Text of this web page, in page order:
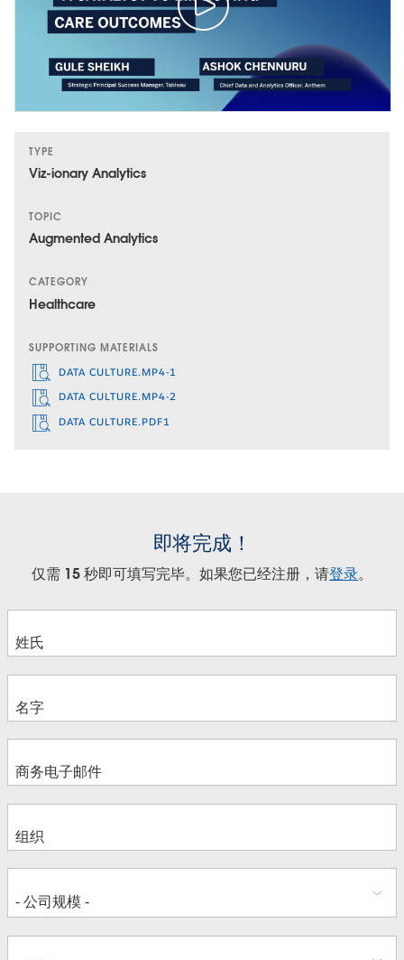
TYPE
Viz-ionary Analytics
TOPIC
Augmented Analytics
CATEGORY
Healthcare
SUPPORTING MATERIALS
DATA CULTURE.MP4-1
DATA CULTURE.MP4-2
DATA CULTURE.PDF1
即将完成！
仅需 15 秒即可填写完毕。如果您已经注册，请登录。